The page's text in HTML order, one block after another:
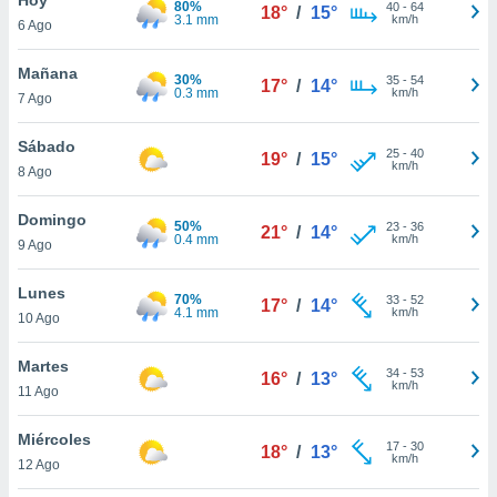
en
más
nuestra
de
cookies
aceptar
6 Ago
80%
3.1 mm
18° / 15° 40- 64
km/h
Mañana
7 Ago
30%
0.3 mm
17° / 14° 35- 54
km/h
Sábado
8 Ago
19° / 15° 25- 40
km/h
Domingo
9 Ago
50%
0.4 mm
21° / 14° 23- 36
km/h
Lunes
10 Ago
70%
4.1 mm
17° / 14° 33- 52
km/h
Martes
11 Ago
16° / 13° 34- 53
km/h
Miércoles
12 Ago
18° / 13° 17- 30
km/h